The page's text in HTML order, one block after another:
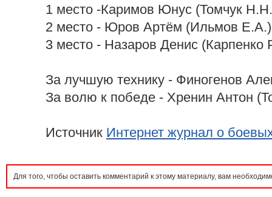
1 место -Каримов Юнус (Томчук
2 место - Юров Артём (Ильмов Е.А.)
3 место - Назаров Денис (Карпенко
За лучшую технику - Финогенов
За волю к победе - Хренин Антон
Источник Интернет журнал о
Для того, чтобы оставить комментарий к этому материалу, вам